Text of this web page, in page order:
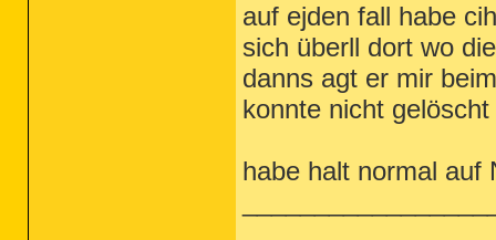
auf ejden fall habe
sich überll dort wo
danns agt er mir
konnte nicht
habe halt normal auf